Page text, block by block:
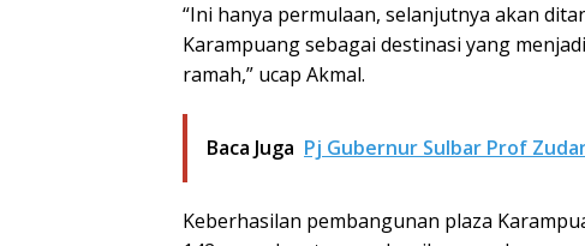
“Ini hanya permulaan, selanjutnya akan
Karampuang sebagai destinasi yang
ramah,” ucap Akmal.
Baca Juga Pj Gubernur Sulbar Prof
Keberhasilan pembangunan plaza